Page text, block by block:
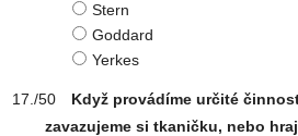
Stern
Goddard
Yerkes
Když provádíme určité
zavazujeme si tkaničku, nebo